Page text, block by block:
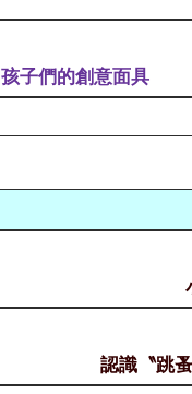
孩子們的創意面具
認識〝跳